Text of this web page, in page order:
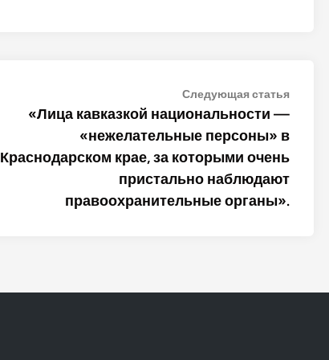
Следующая статья
статья:
«Лица кавказкой национальности —
«нежелательные персоны» в
Краснодарском крае, за которыми очень
пристально наблюдают
правоохранительные органы».